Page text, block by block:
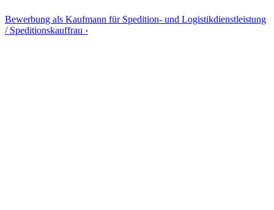
Bewerbung als Kaufmann für Spedition- und Logistikdienstleistung
/ Speditionskauffrau ›